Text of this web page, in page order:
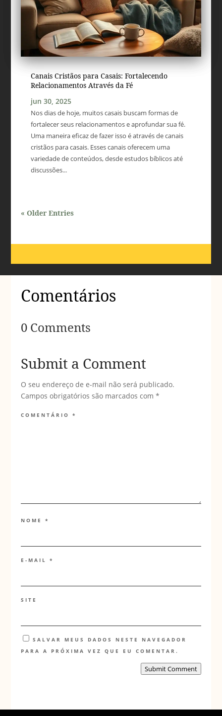
Canais Cristãos para Casais: Fortalecendo
Relacionamentos Através da Fé
jun 30, 2025
Nos dias de hoje, muitos casais buscam formas de
fortalecer seus relacionamentos e aprofundar sua fé.
Uma maneira eficaz de fazer isso é através de canais
cristãos para casais. Esses canais oferecem uma
variedade de conteúdos, desde estudos bíblicos até
discussões...
« Older Entries
Comentários
0 Comments
Submit a Comment
O seu endereço de e-mail não será publicado.
Campos obrigatórios são marcados com*
COMENTÁRIO*
NOME*
E-MAIL*
SITE
SALVAR MEUS DADOS NESTE NAVEGADOR
PARA A PRÓXIMA VEZ QUE EU COMENTAR.
Submit Comment